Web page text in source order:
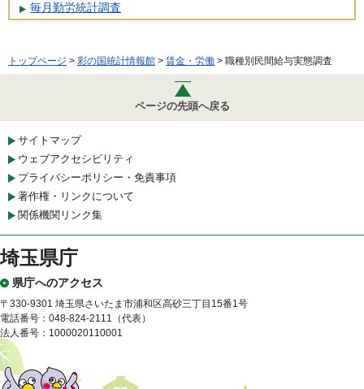
毎月勤労統計調査
トップページ > 彩の国統計情報館 > 賃金・労働 > 職種別民間給与実態調査
ページの先頭へ戻る
サイトマップ
ウェブアクセシビリティ
プライバシーポリシー・免責事項
著作権・リンクについて
関係機関リンク集
埼玉県庁
県庁へのアクセス
〒330-9301 埼玉県さいたま市浦和区高砂三丁目15番1号
電話番号：048-824-2111（代表）
法人番号：1000020110001